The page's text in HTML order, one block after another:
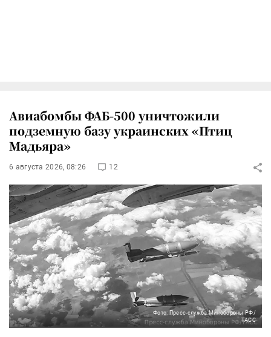
Авиабомбы ФАБ-500 уничтожили
подземную базу украинских «Птиц
Мадьяра»
6 августа 2026, 08:26 12
Фото: Пресс-служба Минобороны РФ/
ТАСС